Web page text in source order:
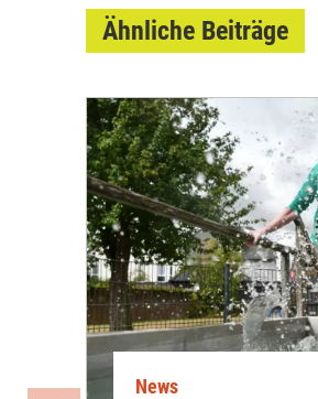
Ähnliche Beiträge
News